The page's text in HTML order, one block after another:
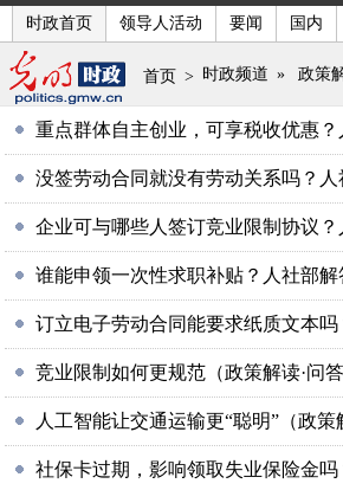
时政首页 领导人活动 要闻 国内
首页 > 时政频道 » 政策
重点群体自主创业，可享税收优惠
没签劳动合同就没有劳动关系吗？
企业可与哪些人签订竞业限制协议
谁能申领一次性求职补贴？人社部解
订立电子劳动合同能要求纸质文本
竞业限制如何更规范（政策解读·问答
人工智能让交通运输更“聪明”（政策
社保卡过期，影响领取失业保险金